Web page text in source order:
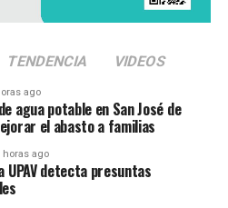
TENDENCIA VIDEOS
ago
agua potable en San José de
el abasto a familias
horas ago
UPAV detecta presuntas